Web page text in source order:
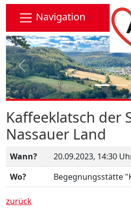
Navigation
Vorheriges Bild
Kaffeeklatsch der
Nassauer Land
Wann?
20.09.2023, 14:30
Wo?
Begegnungsstätte
zurück